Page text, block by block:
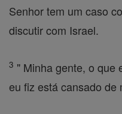
Senhor tem um caso
discutir com Israel.
3 " Minha gente, o que
eu fiz está cansado de